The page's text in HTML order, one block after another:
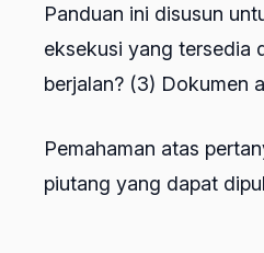
Panduan ini disusun
eksekusi yang tersedia
berjalan? (3) Dokumen
Pemahaman atas
piutang yang dapat